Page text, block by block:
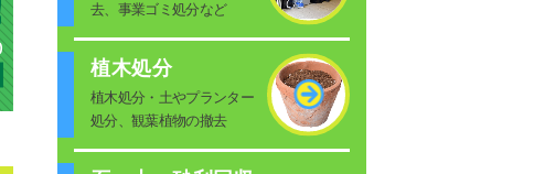
去、事業ゴミ処分など
植木処分
植木処分・土やプランター
処分、観葉植物の撤去